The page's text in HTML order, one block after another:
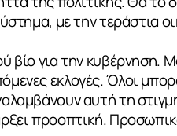
με την τεράστια
βίο για την
εκλογές. Όλοι
αυτή τη
προοπτική.